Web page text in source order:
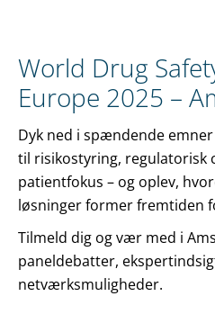
World Drug
Europe 2025 –
Dyk ned i spændende
til risikostyring, regulatorisk
patientfokus – og oplev,
løsninger former fremtiden
Tilmeld dig og vær med i
paneldebatter,
netværksmuligheder.